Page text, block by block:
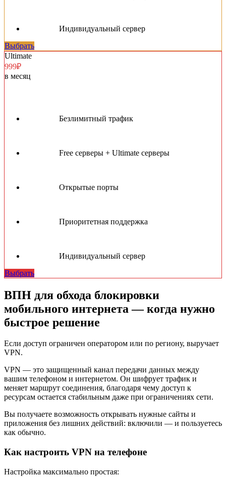
Индивидуальный сервер
Выбрать
Ultimate
999₽
в месяц
Безлимитный трафик
Free серверы + Ultimate серверы
Открытые порты
Приоритетная поддержка
Индивидуальный сервер
Выбрать
ВПН для обхода блокировки
мобильного интернета — когда нужно
быстрое решение
Если доступ ограничен оператором или по региону, выручает
VPN.
VPN — это защищенный канал передачи данных между
вашим телефоном и интернетом. Он шифрует трафик и
меняет маршрут соединения, благодаря чему доступ к
ресурсам остается стабильным даже при ограничениях сети.
Вы получаете возможность открывать нужные сайты и
приложения без лишних действий: включили — и пользуетесь
как обычно.
Как настроить VPN на телефоне
Настройка максимально простая: